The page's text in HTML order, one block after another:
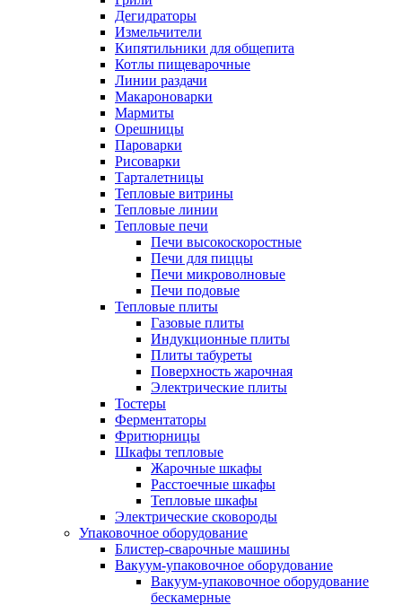
Дегидраторы
Измельчители
Кипятильники для общепита
Котлы пищеварочные
Линии раздачи
Макароноварки
Мармиты
Орешницы
Пароварки
Рисоварки
Тарталетницы
Тепловые витрины
Тепловые линии
Тепловые печи
Печи высокоскоростные
Печи для пиццы
Печи микроволновые
Печи подовые
Тепловые плиты
Газовые плиты
Индукционные плиты
Плиты табуреты
Поверхность жарочная
Электрические плиты
Тостеры
Ферментаторы
Фритюрницы
Шкафы тепловые
Жарочные шкафы
Расстоечные шкафы
Тепловые шкафы
Электрические сковороды
Упаковочное оборудование
Блистер-сварочные машины
Вакуум-упаковочное оборудование
Вакуум-упаковочное оборудование
беcкамерные